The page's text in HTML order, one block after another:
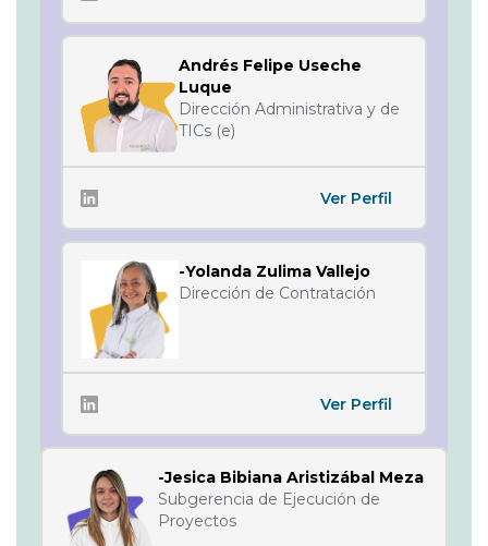
Andrés Felipe Useche
Luque
Dirección Administrativa y de
TICs (e)
Ver Perfil
-Yolanda Zulima Vallejo
Dirección de Contratación
Ver Perfil
-Jesica Bibiana Aristizábal Meza
Subgerencia de Ejecución de
Proyectos